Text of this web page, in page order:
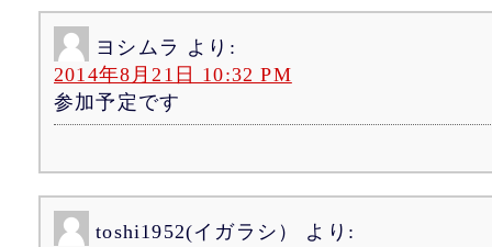
ヨシムラ より:
2014年8月21日 10:32 PM
参加予定です
toshi1952(イガラシ）
より: